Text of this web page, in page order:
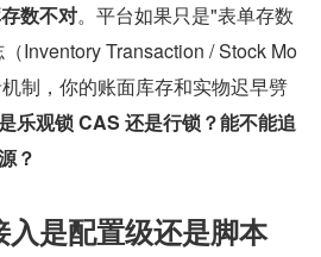
数不对。平台如果只是"表单存数
Inventory Transaction / Stock Mo
制，你的账面库存和实物迟早劈
乐观锁 CAS 还是行锁？能不能追
？
是配置级还是脚本